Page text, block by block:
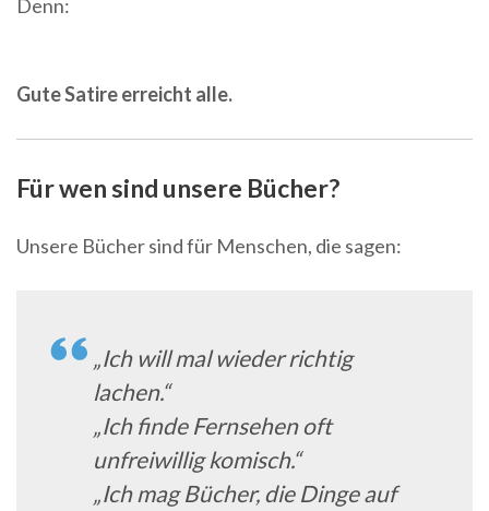
Denn:
Gute Satire erreicht alle.
Für wen sind unsere Bücher?
Unsere Bücher sind für Menschen, die sagen:
„Ich will mal wieder richtig
lachen.“
„Ich finde Fernsehen oft
unfreiwillig komisch.“
„Ich mag Bücher, die Dinge auf